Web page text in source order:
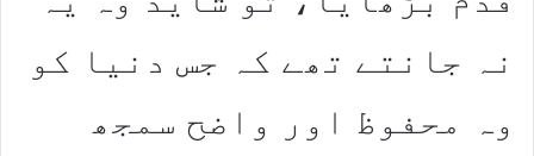
نہ جانتے تھے کہ جس دنیا کو
وہ محفوظ اور واضح سمجھ